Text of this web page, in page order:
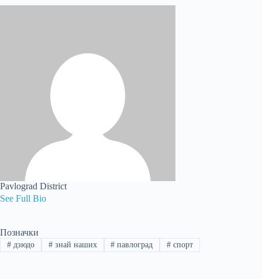
Pavlograd District
See Full Bio
Позначки
#дзюдо #знай наших # павлоград # спорт